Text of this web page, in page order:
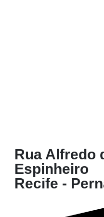
Rua Alfredo
Espinheiro
Recife -